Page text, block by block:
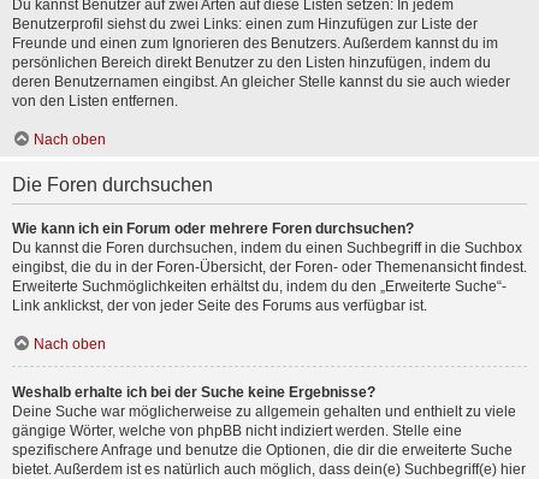
Du kannst Benutzer auf zwei Arten auf diese Listen setzen: In jedem
Benutzerprofil siehst du zwei Links: einen zum Hinzufügen zur Liste der
Freunde und einen zum Ignorieren des Benutzers. Außerdem kannst du im
persönlichen Bereich direkt Benutzer zu den Listen hinzufügen, indem du
deren Benutzernamen eingibst. An gleicher Stelle kannst du sie auch wieder
von den Listen entfernen.
Nach oben
Die Foren durchsuchen
Wie kann ich ein Forum oder mehrere Foren durchsuchen?
Du kannst die Foren durchsuchen, indem du einen Suchbegriff in die Suchbox
eingibst, die du in der Foren-Übersicht, der Foren- oder Themenansicht findest.
Erweiterte Suchmöglichkeiten erhältst du, indem du den „Erweiterte Suche“-
Link anklickst, der von jeder Seite des Forums aus verfügbar ist.
Nach oben
Weshalb erhalte ich bei der Suche keine Ergebnisse?
Deine Suche war möglicherweise zu allgemein gehalten und enthielt zu viele
gängige Wörter, welche von phpBB nicht indiziert werden. Stelle eine
spezifischere Anfrage und benutze die Optionen, die dir die erweiterte Suche
bietet. Außerdem ist es natürlich auch möglich, dass dein(e) Suchbegriff(e) hier